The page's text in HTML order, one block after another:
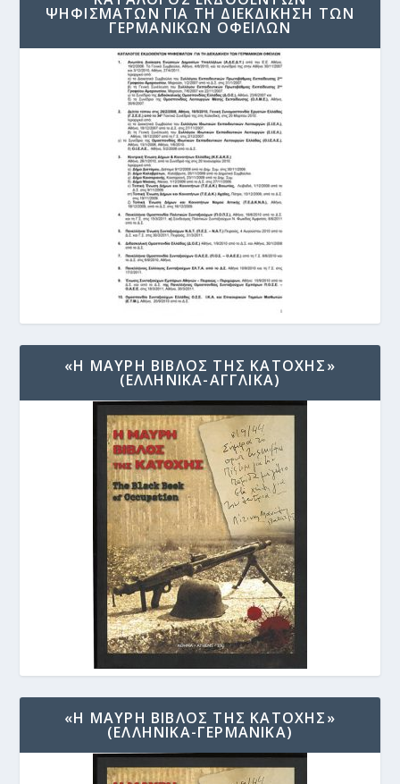
ΨΗΦΙΣΜΑΤΩΝ ΓΙΑ ΤΗ ΔΙΕΚΔΙΚΗΣΗ ΤΩΝ
ΓΕΡΜΑΝΙΚΩΝ ΟΦΕΙΛΩΝ
«Η ΜΑΥΡΗ ΒΙΒΛΟΣ ΤΗΣ ΚΑΤΟΧΗΣ»
(ΕΛΛΗΝΙΚΑ-ΑΓΓΛΙΚΑ)
«Η ΜΑΥΡΗ ΒΙΒΛΟΣ ΤΗΣ ΚΑΤΟΧΗΣ»
(ΕΛΛΗΝΙΚΑ-ΓΕΡΜΑΝΙΚΑ)